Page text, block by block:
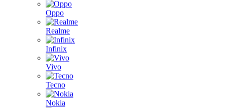
Oppo
Realme
Infinix
Vivo
Tecno
Nokia